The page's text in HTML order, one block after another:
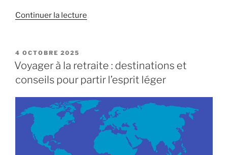
Continuer la lecture
attractifs
pour
seniors »
PUBLIÉ
LE
4 OCTOBRE 2025
Voyager à la retraite : destinations et
conseils pour partir l’esprit léger